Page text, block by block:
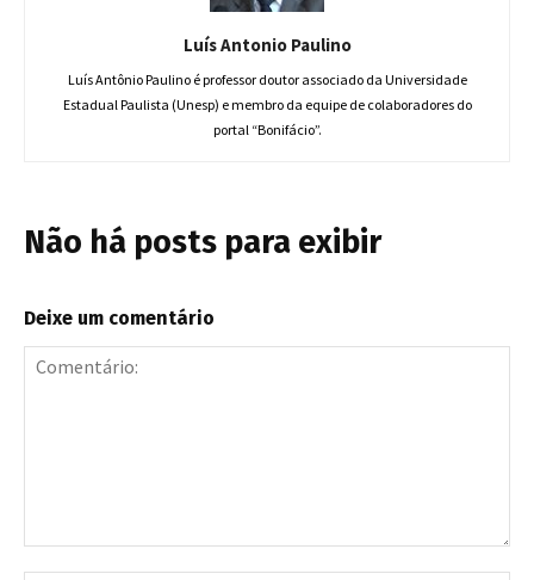
Luís Antonio Paulino
Luís Antônio Paulino é professor doutor associado da Universidade
Estadual Paulista (Unesp) e membro da equipe de colaboradores do
portal “Bonifácio”.
Não há posts para exibir
Deixe um comentário